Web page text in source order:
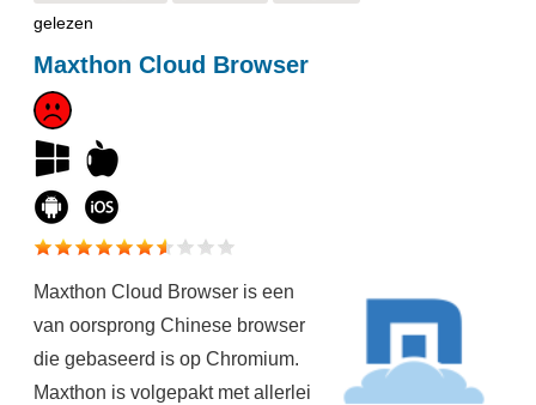
gelezen
Maxthon Cloud Browser
Maxthon Cloud Browser is een
van oorsprong Chinese browser
die gebaseerd is op Chromium.
Maxthon is volgepakt met allerlei